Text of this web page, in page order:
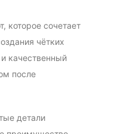
которое сочетает
чётких
качественный
после
детали